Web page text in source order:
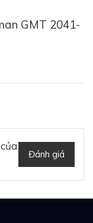
GMT 2041-
Đánh giá